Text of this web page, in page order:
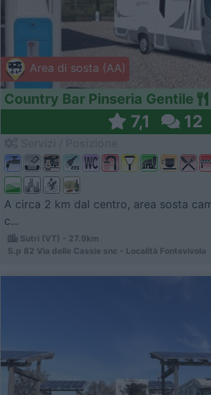
Area di sosta (AA)
Country Bar Pinseria Gentile
7,1 12
A circa 2 km dal centro, area sosta
c...
Sutri (VT) - 27.9km
S.p 82 Via delle Cassie snc - Località Fontevivola